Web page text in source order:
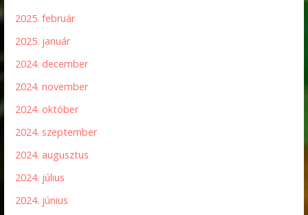
2025. február
2025. január
2024. december
2024. november
2024. október
2024. szeptember
2024. augusztus
2024. július
2024. június